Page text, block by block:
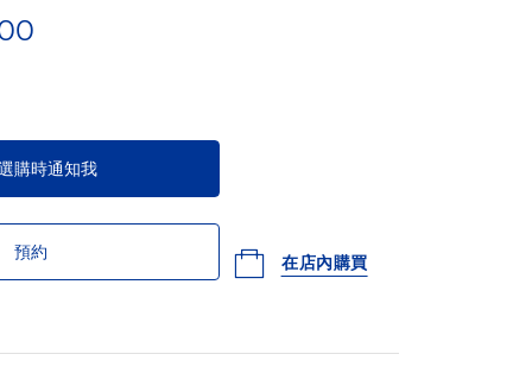
green patterned rubber strap is
the interchangeability.
購時通知我
預約 在店內購買